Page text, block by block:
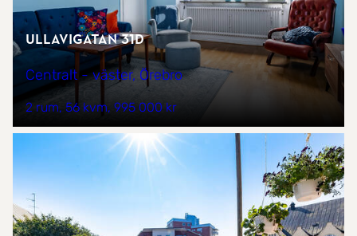
Ullavigatan 31D
Centralt - väster, Örebro
2 rum 56 kvm 995 000 kr